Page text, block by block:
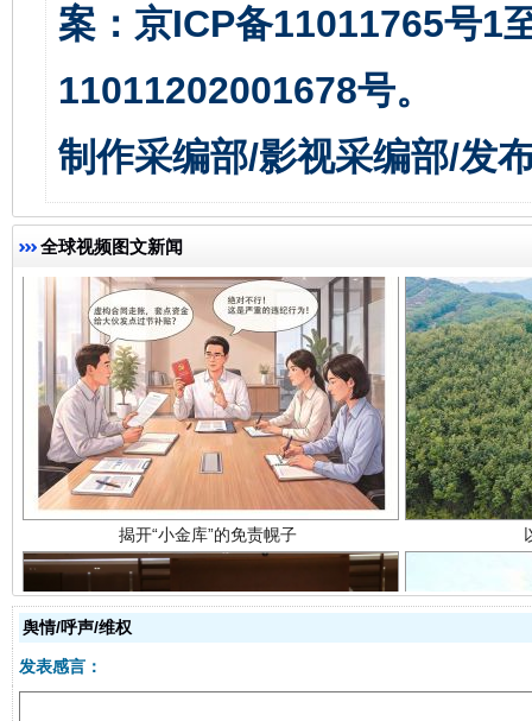
案：京ICP备11011765号1
11011202001678号。
制作采编部/影视采编部/发
全球视频图文新闻
揭开“小金库”的免责幌子
受贿1.44亿！段成刚被判无期 从幼
舆情/呼声/维权
发表感言：